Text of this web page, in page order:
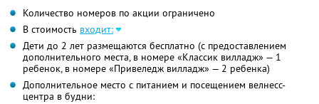
Количество номеров по акции ограничено
В стоимость входит:
Дети до 2 лет размещаются бесплатно (с предоставлением
дополнительного места, в номере «Классик вилладж» — 1
ребенок, в номере «Привеледж вилладж» — 2 ребенка)
Дополнительное место с питанием и посещением велнесс-
центра в будни: